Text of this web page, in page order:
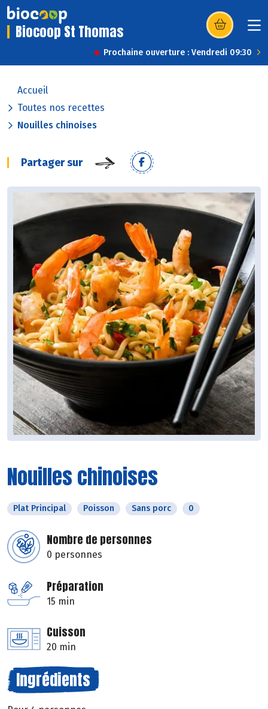
Biocoop St Thomas (s’ouvre dans
Prochaine ouverture : Vendredi 09:30
Accueil
Toutes nos recettes
Nouilles chinoises
Partager sur
Nouilles chinoises
Plat Principal Poisson Sans porc 0
Nombre de personnes
0 personnes
Préparation
15 min
Cuisson
20 min
Ingrédients